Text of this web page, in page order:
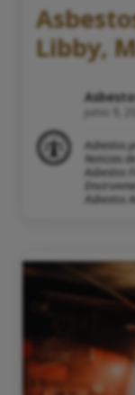
Libby,
junio 9,
Asbestos
Noticias
Asbestos
Asbestos